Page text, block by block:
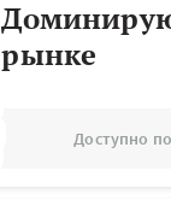
рынке
Доступно